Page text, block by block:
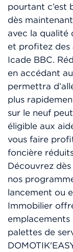
pourtant c’est
dès
avec la qualité
et profitez des
Icade BBC.
en accédant
permettra
plus
sur le neuf
éligible aux
vous faire
foncière
Découvrez
nos
lancement ou
Immobilier
palettes de